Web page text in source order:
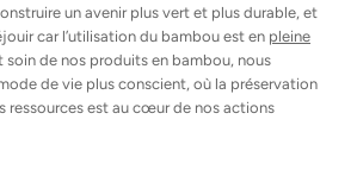
un avenir plus vert et plus durable, et
car l’utilisation du bambou est en pleine
soin de nos produits en bambou, nous
de vie plus conscient, où la préservation
ressources est au cœur de nos actions